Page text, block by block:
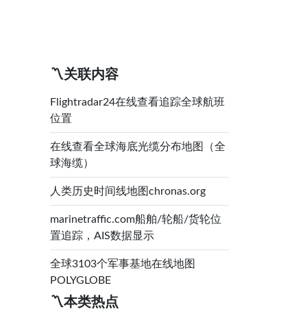
〽️关联内容
Flightradar24在线查看追踪全球航班
位置
在线查看全球海底光缆分布地图（全
球海缆）
人类历史时间线地图chronas.org
marinetraffic.com船舶/轮船/货轮位
置追踪，AIS数据显示
全球3103个军事基地在线地图
POLYGLOBE
〽️本类热点